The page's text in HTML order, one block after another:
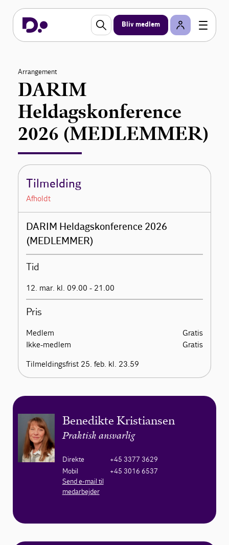
Bliv medlem
Arrangement
DARIM
Heldagskonference
2026 (MEDLEMMER)
Tilmelding
Afholdt
DARIM Heldagskonference 2026
(MEDLEMMER)
Tid
12. mar. kl. 09.00 - 21.00
Pris
Medlem
Gratis
Ikke-medlem
Gratis
Tilmeldingsfrist 25. feb. kl. 23.59
Benedikte Kristiansen
Praktisk ansvarlig
Direkte
+45 3377 3629
Mobil
+45 3016 6537
Send e-mail til
medarbejder